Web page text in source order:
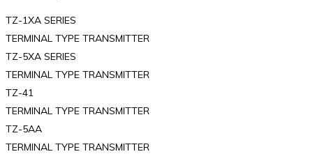
TZ-1XA SERIES
TERMINAL TYPE TRANSMITTER
TZ-5XA SERIES
TERMINAL TYPE TRANSMITTER
TZ-41
TERMINAL TYPE TRANSMITTER
TZ-5AA
TERMINAL TYPE TRANSMITTER